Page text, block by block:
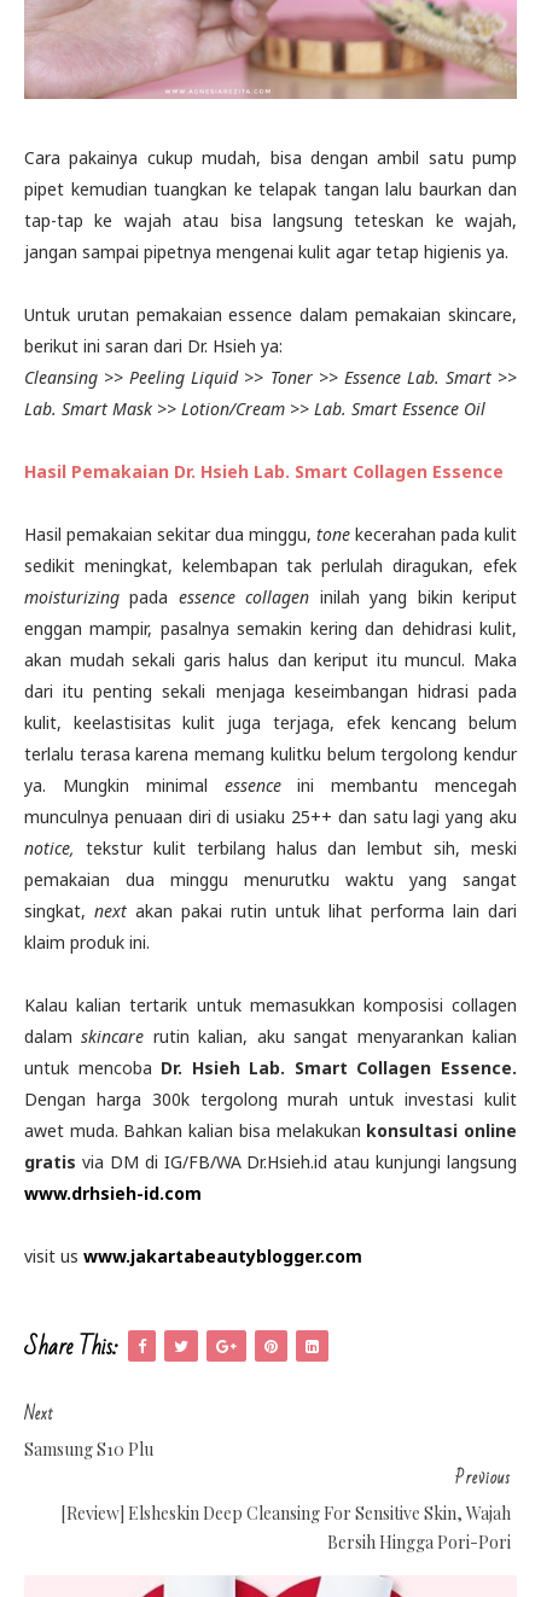
Cara pakainya cukup mudah, bisa dengan ambil satu pump
pipet kemudian tuangkan ke telapak tangan lalu baurkan dan
tap-tap ke wajah atau bisa langsung teteskan ke wajah,
jangan sampai pipetnya mengenai kulit agar tetap higienis ya.
Untuk urutan pemakaian essence dalam pemakaian skincare,
berikut ini saran dari Dr. Hsieh ya:
Cleansing >> Peeling Liquid >> Toner >> Essence Lab. Smart >>
Lab. Smart Mask >> Lotion/Cream >> Lab. Smart Essence Oil
Hasil Pemakaian Dr. Hsieh Lab. Smart Collagen Essence
Hasil pemakaian sekitar dua minggu, tone kecerahan pada kulit
sedikit meningkat, kelembapan tak perlulah diragukan, efek
moisturizingpada essence collagen inilah yang bikin keriput
enggan mampir, pasalnya semakin kering dan dehidrasi kulit,
akan mudah sekali garis halus dan keriput itu muncul. Maka
dari itu penting sekali menjaga keseimbangan hidrasi pada
kulit, keelastisitas kulit juga terjaga, efek kencang belum
terlalu terasa karena memang kulitku belum tergolong kendur
ya. Mungkin minimal essenceini membantu mencegah
munculnya penuaan diri di usiaku 25++ dan satu lagi yang aku
notice, tekstur kulit terbilang halus dan lembut sih, meski
pemakaian dua minggu menurutku waktu yang sangat
singkat, next akan pakai rutin untuk lihat performa lain dari
klaim produk ini.
Kalau kalian tertarik untuk memasukkan komposisi collagen
dalamskincare rutin kalian, aku sangat menyarankan kalian
untuk mencoba Dr. Hsieh Lab. Smart Collagen Essence.
Dengan harga 300k tergolong murah untuk investasi kulit
awet muda. Bahkan kalian bisa melakukan konsultasi online
gratis via DM di IG/FB/WA Dr.Hsieh.id atau kunjungi langsung
www.drhsieh-id.com
visit us www.jakartabeautyblogger.com
Share This:
Next
Samsung S10 Plu
Previous
[Review] Elsheskin Deep Cleansing For Sensitive Skin, Wajah
Bersih Hingga Pori-Pori